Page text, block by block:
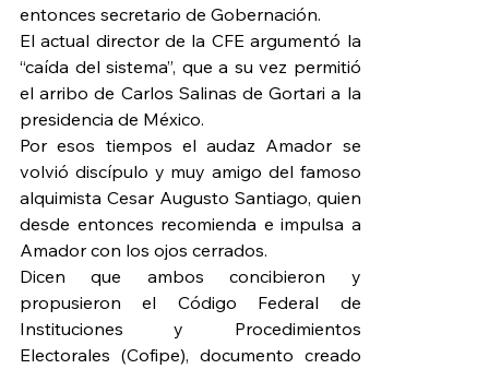
entonces secretario de Gobernación.
El actual director de la CFE argumentó la
“caída del sistema”, que a su vez permitió
el arribo de Carlos Salinas de Gortari a la
presidencia de México.
Por esos tiempos el audaz Amador se
volvió discípulo y muy amigo del famoso
alquimista Cesar Augusto Santiago, quien
desde entonces recomienda e impulsa a
Amador con los ojos cerrados.
Dicen que ambos concibieron y
propusieron el Código Federal de
Instituciones y Procedimientos
Electorales (Cofipe), documento creado